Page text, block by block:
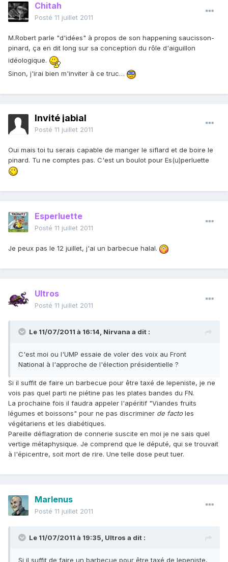
Chitah
Posté 11 juillet 2011
M.Robert parle "d'idées" à propos de son happening saucisson-
pinard, ça en dit long sur sa conception du rôle d'aiguillon
idéologique.
Sinon, j'irai bien m'inviter à ce truc…
Invité jabial
Posté 11 juillet 2011
Oui mais toi tu serais capable de manger le siflard et de boire le
pinard. Tu ne comptes pas. C'est un boulot pour Es(u)perluette
Esperluette
Posté 11 juillet 2011
Je peux pas le 12 juillet, j'ai un barbecue halal.
Ultros
Posté 11 juillet 2011
Le 11/07/2011 à 16:14, Nirvana a dit :
C'est moi ou l'UMP essaie de voler des voix au Front
National à l'approche de l'élection présidentielle ?
Si il suffit de faire un barbecue pour être taxé de lepeniste, je ne
vois pas quel parti ne piétine pas les plates bandes du FN.
La prochaine fois il faudra appeler l'apéritif "Viandes fruits
légumes et boissons" pour ne pas discriminer de factoles
végétariens et les diabétiques.
Pareille déflagration de connerie suscite en moi je ne sais quel
vertige métaphysique. Je comprend que le député, qui se trouvait
à l'épicentre, soit mort de rire. Une telle dose peut tuer.
Marlenus
Posté 11 juillet 2011
Le 11/07/2011 à 19:35, Ultros a dit :
Si il suffit de faire un barbecue pour être taxé de lepeniste,